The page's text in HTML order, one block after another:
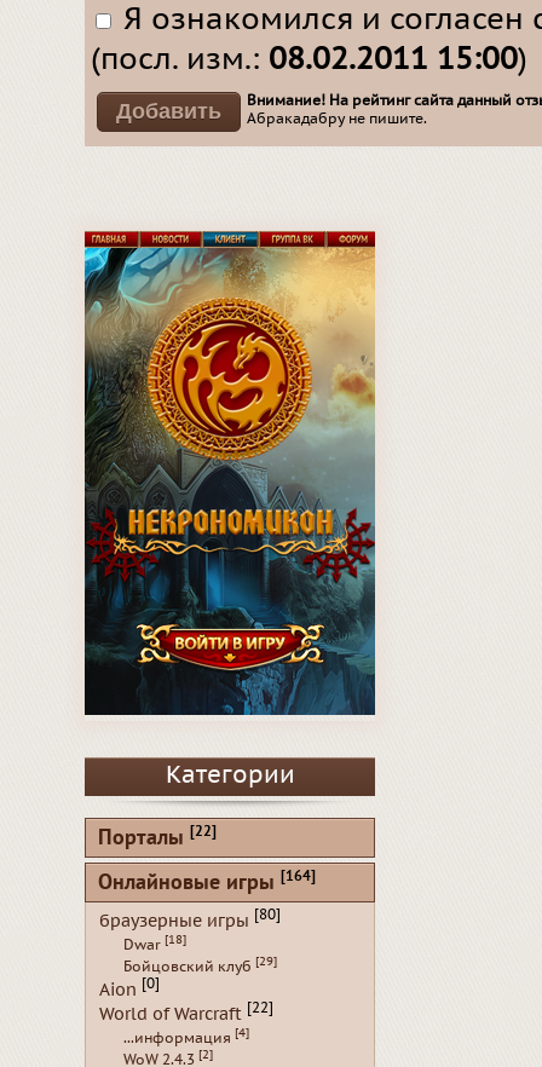
Я ознакомился и согласен
(посл. изм.: 08.02.2011 15:00)
Внимание! На рейтинг сайта данный
Абракадабру не пишите.
Категории
Порталы [22]
Онлайновые игры [164]
браузерные игры [80]
Dwar [18]
Бойцовский клуб [29]
Aion [0]
World of Warcraft [22]
...информация [4]
WoW 2.4.3 [2]